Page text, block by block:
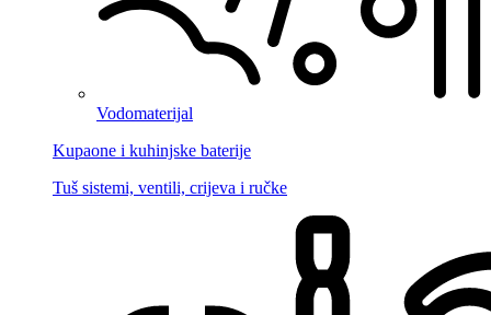
Vodomaterijal
Kupaone i kuhinjske baterije
Tuš sistemi, ventili, crijeva i ručke